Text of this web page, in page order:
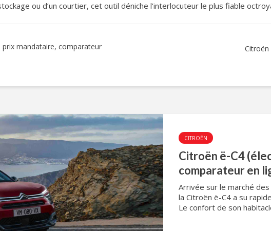
ou d’un courtier, cet outil déniche l’interlocuteur le plus fiable
prix mandataire, comparateur
Citroën
CITROËN
Citroën ë-C4
comparateur en
Arrivée sur le marché
la Citroën ë-C4 a su
Le confort de son